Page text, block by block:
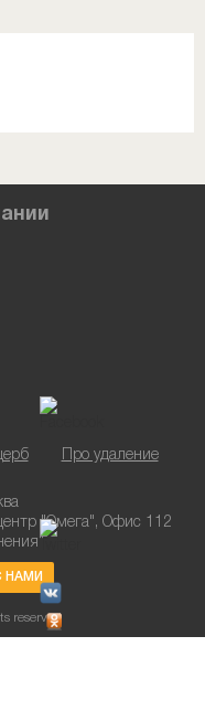
Про удаление
"Омега", Офис 112
НАМИ
reserved